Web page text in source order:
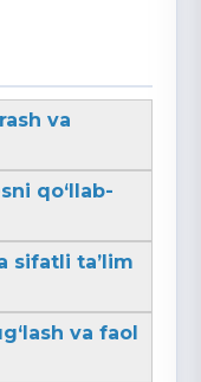
va
qo‘llab-
sifatli ta’lim
va faol